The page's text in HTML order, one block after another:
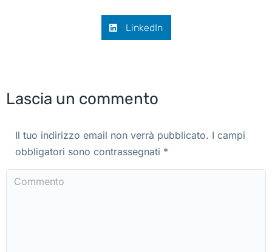
LinkedIn
Lascia un commento
Il tuo indirizzo email non verrà pubblicato. I campi
obbligatori sono contrassegnati *
Commento